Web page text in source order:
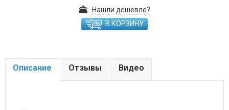
Нашли дешевле?
В КОРЗИНУ
Описание Отзывы Видео